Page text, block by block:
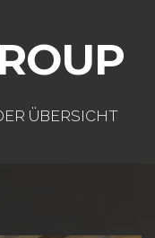
ÜBERSICHT